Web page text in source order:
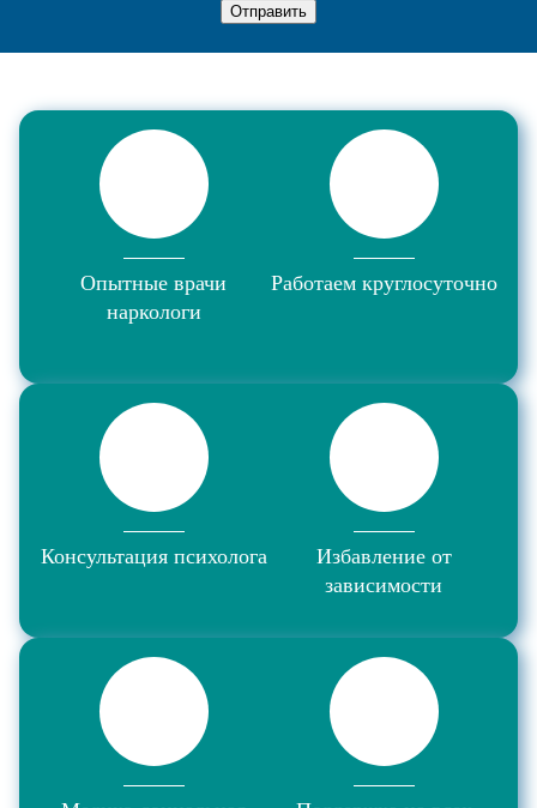
Отправить
Опытные врачи
наркологи
Работаем круглосуточно
Консультация психолога
Избавление от
зависимости